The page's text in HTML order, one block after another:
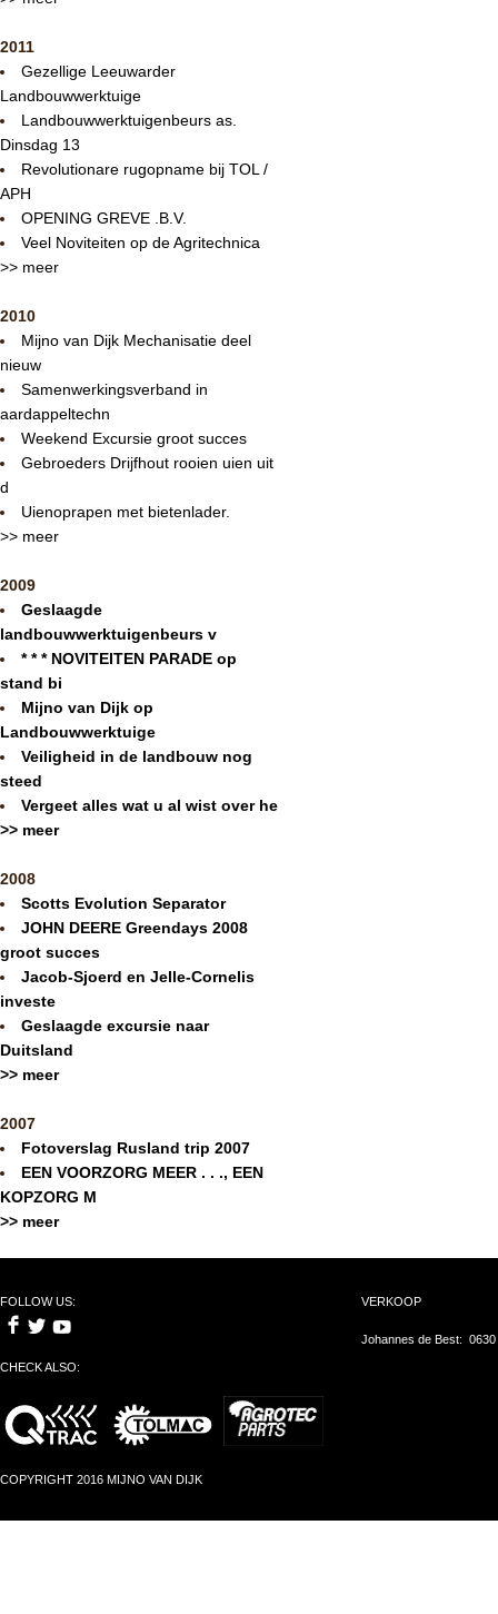
2011
Gezellige Leeuwarder
Landbouwwerktuige
Landbouwwerktuigenbeurs as.
Dinsdag 13
Revolutionare rugopname bij TOL /
APH
OPENING GREVE .B.V.
Veel Noviteiten op de Agritechnica
>> meer
2010
Mijno van Dijk Mechanisatie deel
nieuw
Samenwerkingsverband in
aardappeltechn
Weekend Excursie groot succes
Gebroeders Drijfhout rooien uien uit
d
Uienoprapen met bietenlader.
>> meer
2009
Geslaagde
landbouwwerktuigenbeurs v
* * * NOVITEITEN PARADE op
stand bi
Mijno van Dijk op
Landbouwwerktuige
Veiligheid in de landbouw nog
steed
Vergeet alles wat u al wist over he
>> meer
2008
Scotts Evolution Separator
JOHN DEERE Greendays 2008
groot succes
Jacob-Sjoerd en Jelle-Cornelis
investe
Geslaagde excursie naar
Duitsland
>> meer
2007
Fotoverslag Rusland trip 2007
EEN VOORZORG MEER . . ., EEN
KOPZORG M
>> meer
FOLLOW US:
CHECK ALSO:
COPYRIGHT 2016 MIJNO VAN DIJK
VERKOOP
Johannes de Best: 0630